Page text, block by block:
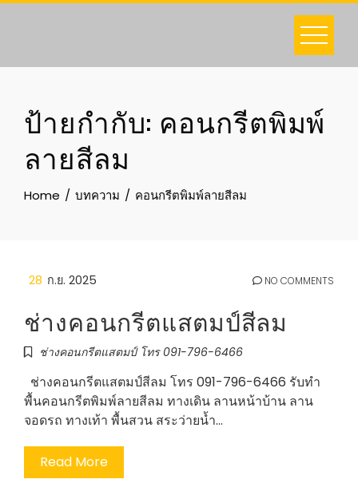
Skip
ป้ายกำกับ: คอนกรีตพิมพ์
ลายสีลม
Home บทความ คอนกรีตพิมพ์ลายสีลม
28 ก.ย. 2025 NO COMMENTS
ช่างคอนกรีตแสตมป์สีลม
ช่างคอนกรีตแสตมป์ โทร 091-796-6466
ช่างคอนกรีตแสตมป์สีลม โทร 091-796-6466 รับทำ
พื้นคอนกรีตพิมพ์ลายสีลม ทางเดิน ลานหน้าบ้าน ลาน
จอดรถ ทางเท้า พื้นสวน สระว่ายน้ำ…
Read More